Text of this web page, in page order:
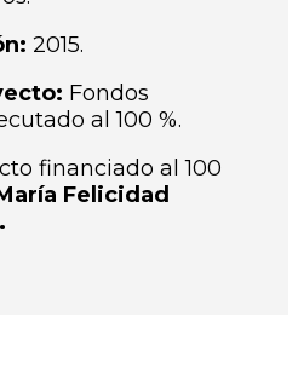
2015.
Fondos
al 100 %.
financiado al 100
Felicidad